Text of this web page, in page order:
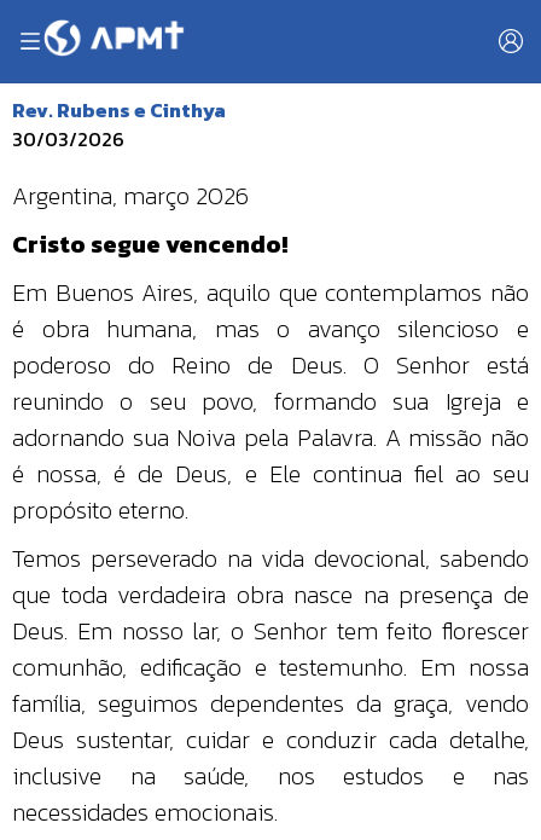
Rev. Rubens e Cinthya
30/03/2026
Argentina, março 2026
Cristo segue vencendo!
Em Buenos Aires, aquilo que contemplamos não
é obra humana, mas o avanço silencioso e
poderoso do Reino de Deus. O Senhor está
reunindo o seu povo, formando sua Igreja e
adornando sua Noiva pela Palavra. A missão não
é nossa, é de Deus, e Ele continua fiel ao seu
propósito eterno.
Temos perseverado na vida devocional, sabendo
que toda verdadeira obra nasce na presença de
Deus. Em nosso lar, o Senhor tem feito florescer
comunhão, edificação e testemunho. Em nossa
família, seguimos dependentes da graça, vendo
Deus sustentar, cuidar e conduzir cada detalhe,
inclusive na saúde, nos estudos e nas
necessidades emocionais.